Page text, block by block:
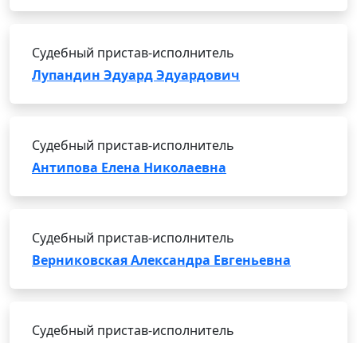
Судебный пристав-исполнитель
Лупандин Эдуард Эдуардович
Судебный пристав-исполнитель
Антипова Елена Николаевна
Судебный пристав-исполнитель
Верниковская Александра Евгеньевна
Судебный пристав-исполнитель